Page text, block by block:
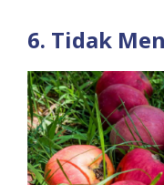
6. Tidak